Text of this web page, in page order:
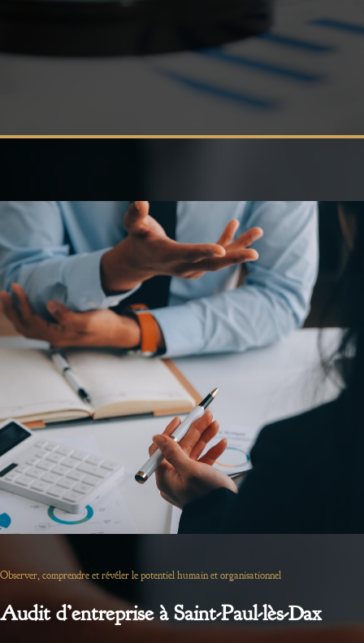
Observer, comprendre et révéler le potentiel humain et organisationnel
Audit d’entreprise à Saint-Paul-lès-Dax